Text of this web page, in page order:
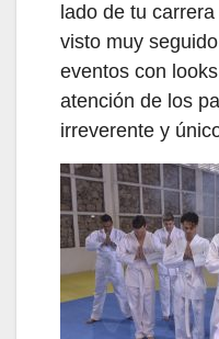
lado de tu
visto muy
eventos con
atención de los
irreverente y